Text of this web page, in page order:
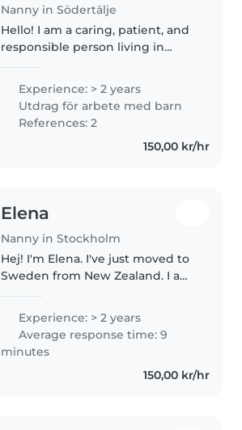
Nanny in Södertälje
Hello! I am a caring, patient, and
responsible person living in
caring for children in my home
country, and I am also the
mother of a 1-year-old child...
Experience: > 2 years
Utdrag för arbete med barn
References: 2
150,00 kr/hr
Elena
Nanny in Stockholm
Hej! I'm Elena. I've just moved to
Sweden from New Zealand. I am
responsible. I previously worked
as an au pair in the UK, where I
worked for the same..
Experience: > 2 years
Average response time: 9
minutes
150,00 kr/hr